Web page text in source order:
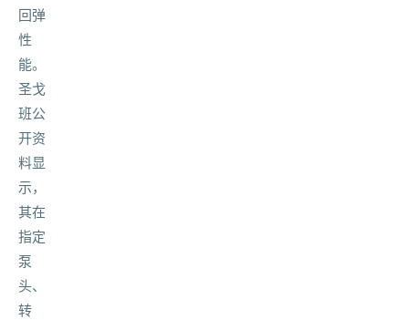
回弹
性
能。
圣戈
班公
开资
料显
示，
其在
指定
泵
头、
转